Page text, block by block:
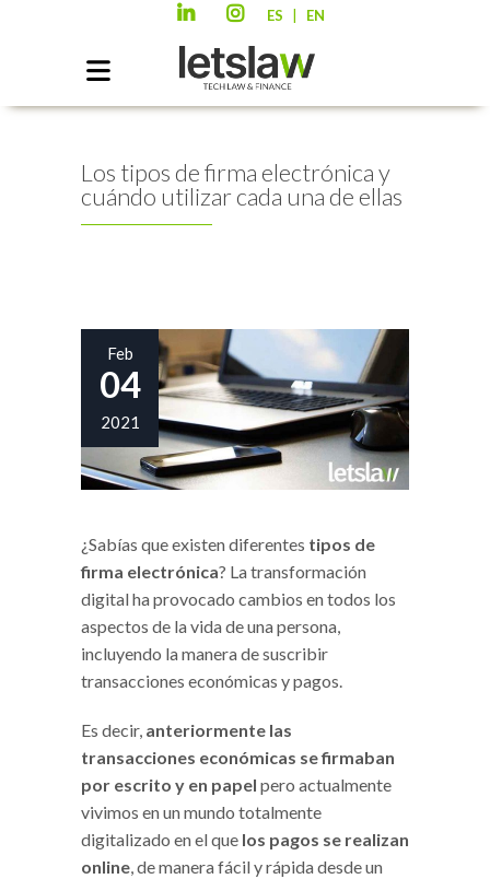
ES EN
Los tipos de firma electrónica y
cuándo utilizar cada una de ellas
Feb
04
2021
¿Sabías que existen diferentes tipos de
firma electrónica? La transformación
digital ha provocado cambios en todos los
aspectos de la vida de una persona,
incluyendo la manera de suscribir
transacciones económicas y pagos.
Es decir, anteriormente las
transacciones económicas se firmaban
por escrito y en papel pero actualmente
vivimos en un mundo totalmente
digitalizado en el que los pagos se realizan
online, de manera fácil y rápida desde un